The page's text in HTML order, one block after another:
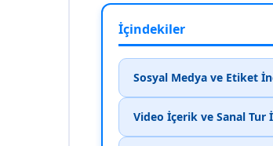
İçindekiler
Sosyal Medya ve Etiket
Video İçerik ve Sanal Tur